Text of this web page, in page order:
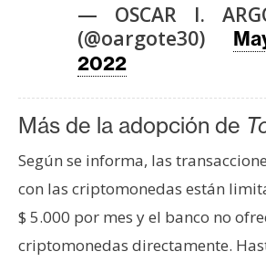
— OSCAR I.
(@oargote30)
2022
Más de la adopción de
Según se informa, las
con las criptomonedas están
$ 5.000 por mes y el banco no
criptomonedas directamente.